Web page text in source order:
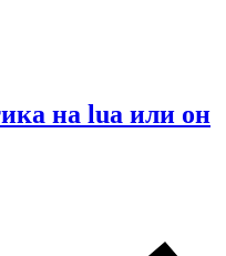
на lua или он